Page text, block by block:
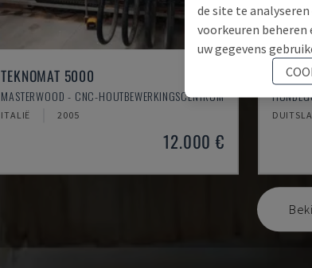
TEKNOMAT 5000
MASTERWOOD - CNC-HOUTBEWERKINGSCENTRUM
ITALIË 2005
12.000 €
K2-A
de site te
voorkeuren beheren
uw gegevens